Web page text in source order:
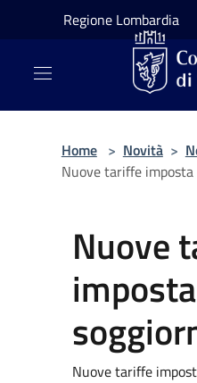
Salta al contenuto principale
Regione Lombardia
Home > Novità >
Nuove tariffe imposta
Nuove
Nuove tariffe